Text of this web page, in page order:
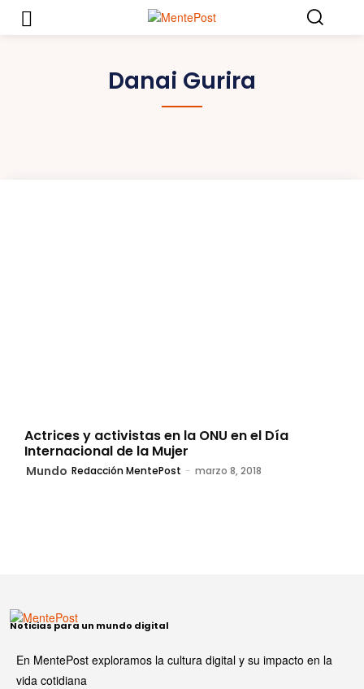
Danai Gurira
Actrices y activistas en la ONU en el Día
Internacional de la Mujer
Mundo Redacción MentePost - marzo 8, 2018
Noticias para un mundo digital
En MentePost exploramos la cultura digital y su impacto en la
vida cotidiana